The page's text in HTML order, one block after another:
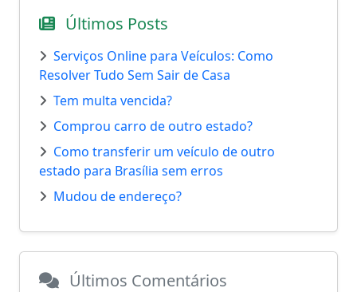
Últimos Posts
Serviços Online para Veículos: Como
Resolver Tudo Sem Sair de Casa
Tem multa vencida?
Comprou carro de outro estado?
Como transferir um veículo de outro
estado para Brasília sem erros
Mudou de endereço?
Últimos Comentários